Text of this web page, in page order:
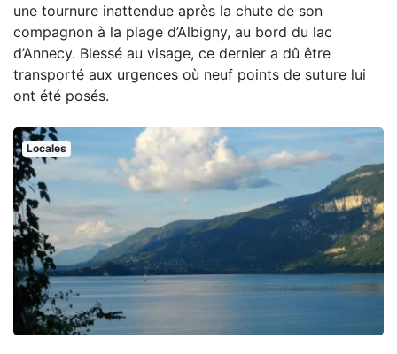
une tournure inattendue après la chute de son
compagnon à la plage d’Albigny, au bord du lac
d’Annecy. Blessé au visage, ce dernier a dû être
transporté aux urgences où neuf points de suture lui
ont été posés.
Locales